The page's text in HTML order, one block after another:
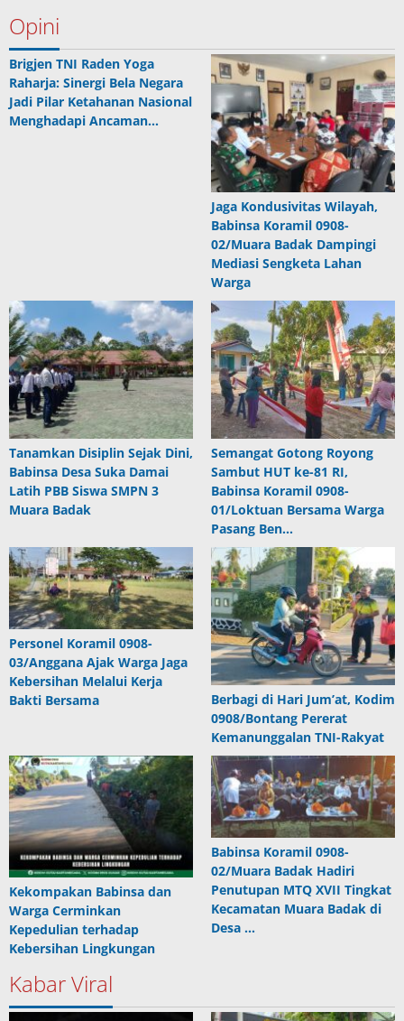
Opini
Brigjen TNI Raden Yoga
Raharja: Sinergi Bela Negara
Jadi Pilar Ketahanan Nasional
Menghadapi Ancaman…
Jaga Kondusivitas Wilayah,
Babinsa Koramil 0908-
02/Muara Badak Dampingi
Mediasi Sengketa Lahan
Warga
Tanamkan Disiplin Sejak Dini,
Babinsa Desa Suka Damai
Latih PBB Siswa SMPN 3
Muara Badak
Semangat Gotong Royong
Sambut HUT ke-81 RI,
Babinsa Koramil 0908-
01/Loktuan Bersama Warga
Pasang Ben…
Personel Koramil 0908-
03/Anggana Ajak Warga Jaga
Kebersihan Melalui Kerja
Bakti Bersama
Berbagi di Hari Jum’at, Kodim
0908/Bontang Pererat
Kemanunggalan TNI-Rakyat
Kekompakan Babinsa dan
Warga Cerminkan
Kepedulian terhadap
Kebersihan Lingkungan
Babinsa Koramil 0908-
02/Muara Badak Hadiri
Penutupan MTQ XVII Tingkat
Kecamatan Muara Badak di
Desa …
Kabar Viral